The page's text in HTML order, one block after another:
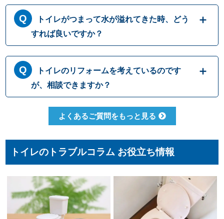
トイレットペーパーはトイレに流す前提に作
られておりますが、ティッシュペーパーは繊
維の結びつきが強くほどけにくいため、トイ
レに流すと排水パイプ内でつまることがあり
ますので、決して流さないでください。トイ
レットペーパーも、一度に大量に流すとつま
りの原因になるため、こまめに流したりウォ
シュレットを使用して紙の量を減らしたりす
ることで、つまりを予防することができます
トイレがつまって水が溢れてきた時、どう
すれば良いですか？
トイレにつまりが起きて水が流れて行かない
時には、無理に水を流すと溢れてしまう可能
性があります。 原因として一番多いのは便器
内でのつまりですが、排管自体がつまってい
たりトイレの劣化によって引き起こされる場
合もございます。どこでつまっているか原因
す。
トイレのリフォームを考えているのです
が、相談できますか？
もちろんです。水道職人では水漏れ・つまり
修理だけでなくトイレ交換やリフォームな
どによって使用可能な便器の種類も変わって
よくあるご質問をもっと見る
トイレのトラブルコラム お役立ち情報